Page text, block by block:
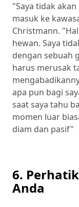
"Saya tidak
masuk ke
Christmann.
hewan. Saya
dengan sebuah
harus merusak
apa pun bagi
saat saya tahu
momen luar
diam dan pasif"
6.
Anda